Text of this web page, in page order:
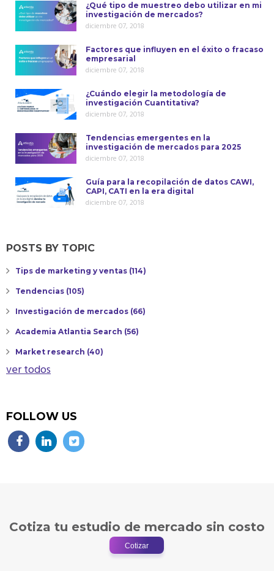
¿Qué tipo de muestreo debo utilizar en mi
investigación de mercados?
diciembre 07, 2018
Factores que influyen en el éxito o fracaso
empresarial
diciembre 07, 2018
¿Cuándo elegir la metodología de
investigación Cuantitativa?
diciembre 07, 2018
Tendencias emergentes en la
investigación de mercados para 2025
diciembre 07, 2018
Guía para la recopilación de datos CAWI,
CAPI, CATI en la era digital
diciembre 07, 2018
POSTS BY TOPIC
Tips de marketing y ventas (114)
Tendencias (105)
Investigación de mercados (66)
Academia Atlantia Search (56)
Market research (40)
ver todos
FOLLOW US
Cotiza tu estudio de mercado sin costo
Cotizar